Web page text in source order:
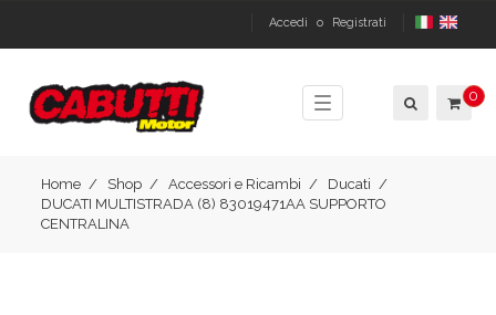
Accedi o Registrati
Toggle
navigation
0
Home Shop Accessori e Ricambi
Ducati
DUCATI MULTISTRADA (8) 83019471AA SUPPORTO
CENTRALINA